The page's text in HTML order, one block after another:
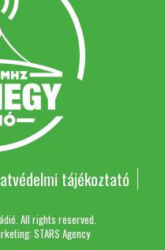
tájékoztató
All rights reserved.
STARS Agency